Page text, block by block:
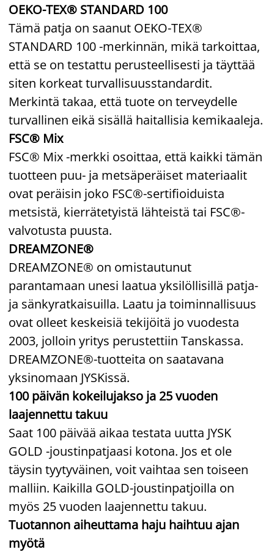
OEKO-TEX® STANDARD 100
Tämä patja on saanut OEKO-TEX®
STANDARD 100 -merkinnän, mikä tarkoittaa,
että se on testattu perusteellisesti ja täyttää
siten korkeat turvallisuusstandardit.
Merkintä takaa, että tuote on terveydelle
turvallinen eikä sisällä haitallisia kemikaaleja.
FSC® Mix
FSC® Mix -merkki osoittaa, että kaikki tämän
tuotteen puu- ja metsäperäiset materiaalit
ovat peräisin joko FSC®-sertifioiduista
metsistä, kierrätetyistä lähteistä tai FSC®-
valvotusta puusta.
DREAMZONE®
DREAMZONE® on omistautunut
parantamaan unesi laatua yksilöllisillä patja-
ja sänkyratkaisuilla. Laatu ja toiminnallisuus
ovat olleet keskeisiä tekijöitä jo vuodesta
2003, jolloin yritys perustettiin Tanskassa.
DREAMZONE®-tuotteita on saatavana
yksinomaan JYSKissä.
100 päivän kokeilujakso ja 25 vuoden
laajennettu takuu
Saat 100 päivää aikaa testata uutta JYSK
GOLD -joustinpatjaasi kotona. Jos et ole
täysin tyytyväinen, voit vaihtaa sen toiseen
malliin. Kaikilla GOLD-joustinpatjoilla on
myös 25 vuoden laajennettu takuu.
Tuotannon aiheuttama haju haihtuu ajan
myötä